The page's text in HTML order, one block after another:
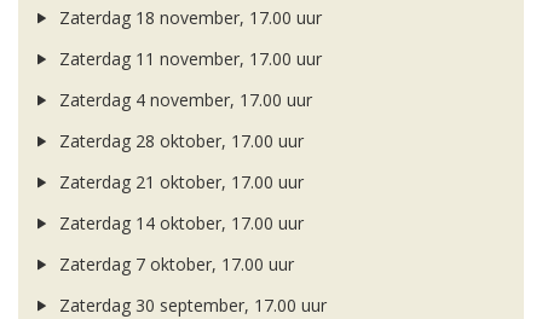
Zaterdag 18 november, 17.00 uur
Zaterdag 11 november, 17.00 uur
Zaterdag 4 november, 17.00 uur
Zaterdag 28 oktober, 17.00 uur
Zaterdag 21 oktober, 17.00 uur
Zaterdag 14 oktober, 17.00 uur
Zaterdag 7 oktober, 17.00 uur
Zaterdag 30 september, 17.00 uur